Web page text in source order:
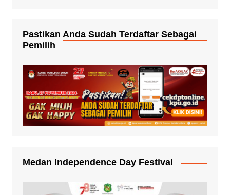
Pastikan Anda Sudah Terdaftar Sebagai
Pemilih
Medan Independence Day Festival